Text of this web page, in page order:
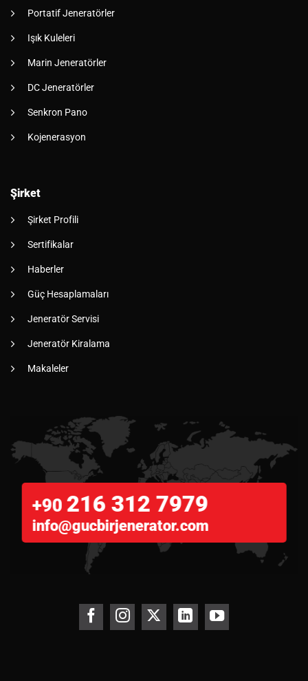
Portatif Jeneratörler
Işık Kuleleri
Marin Jeneratörler
DC Jeneratörler
Senkron Pano
Kojenerasyon
Şirket
Şirket Profili
Sertifikalar
Haberler
Güç Hesaplamaları
Jeneratör Servisi
Jeneratör Kiralama
Makaleler
+90 216 312 7979
info@gucbirjenerator.com